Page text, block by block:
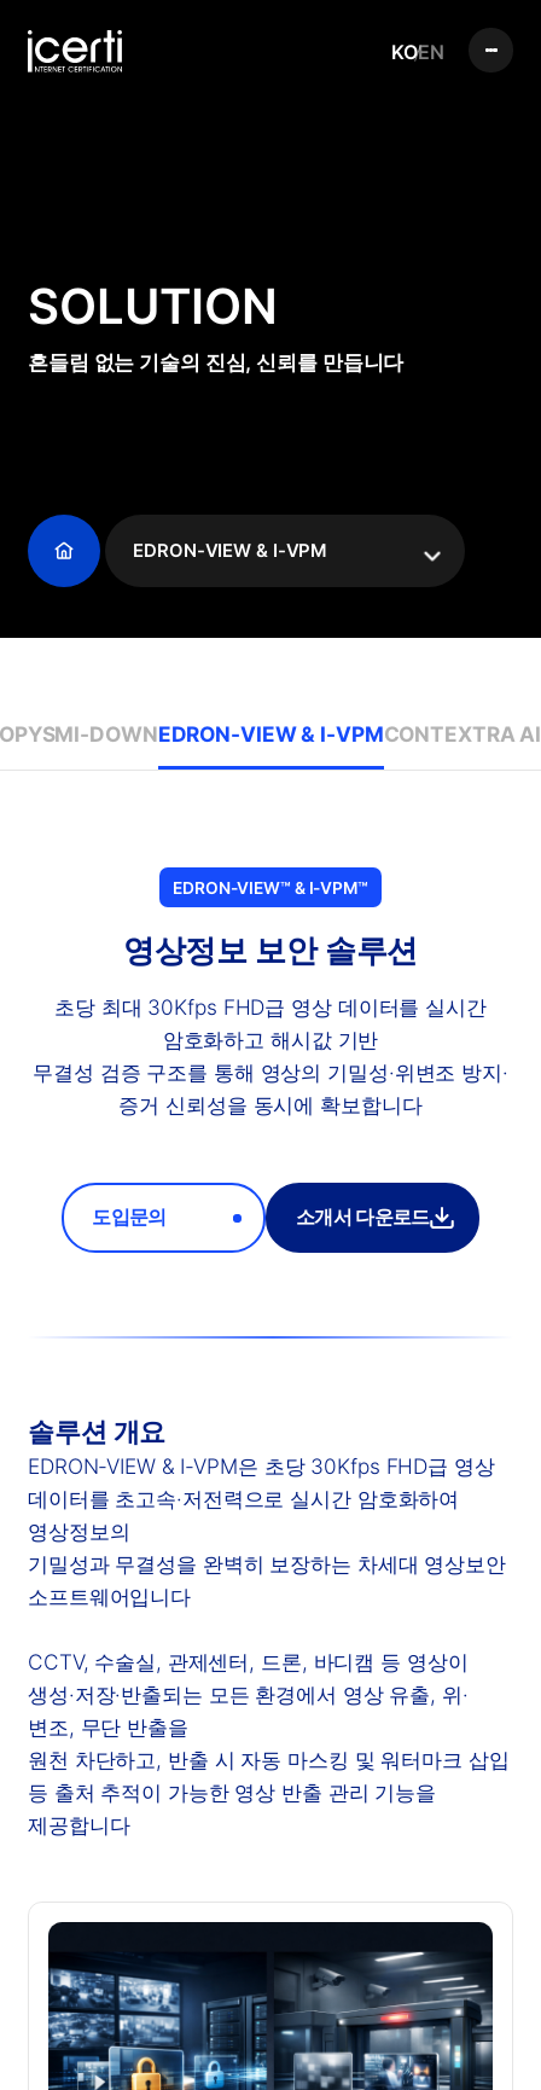
KOEN
SOLUTION
흔들림 없는 기술의 진심, 신뢰를 만듭니다
EDRON-VIEW & I-VPM
SMI-DOWNEDRON-VIEW & I-VPMCONTEXTRA AI
EDRON-VIEW™ & I-VPM™
영상정보 보안 솔루션
초당 최대 30Kfps FHD급 영상 데이터를 실시간
암호화하고 해시값 기반
무결성 검증 구조를 통해 영상의 기밀성·위변조 방지·
증거 신뢰성을 동시에 확보합니다
도입문의 소개서 다운로드
솔루션 개요
EDRON-VIEW & I-VPM은 초당 30Kfps FHD급 영상
데이터를 초고속·저전력으로 실시간 암호화하여
영상정보의
기밀성과 무결성을 완벽히 보장하는 차세대 영상보안
소프트웨어입니다
CCTV, 수술실, 관제센터, 드론, 바디캠 등 영상이
생성·저장·반출되는 모든 환경에서 영상 유출, 위·
변조, 무단 반출을
원천 차단하고, 반출 시 자동 마스킹 및 워터마크 삽입
등 출처 추적이 가능한 영상 반출 관리 기능을
제공합니다